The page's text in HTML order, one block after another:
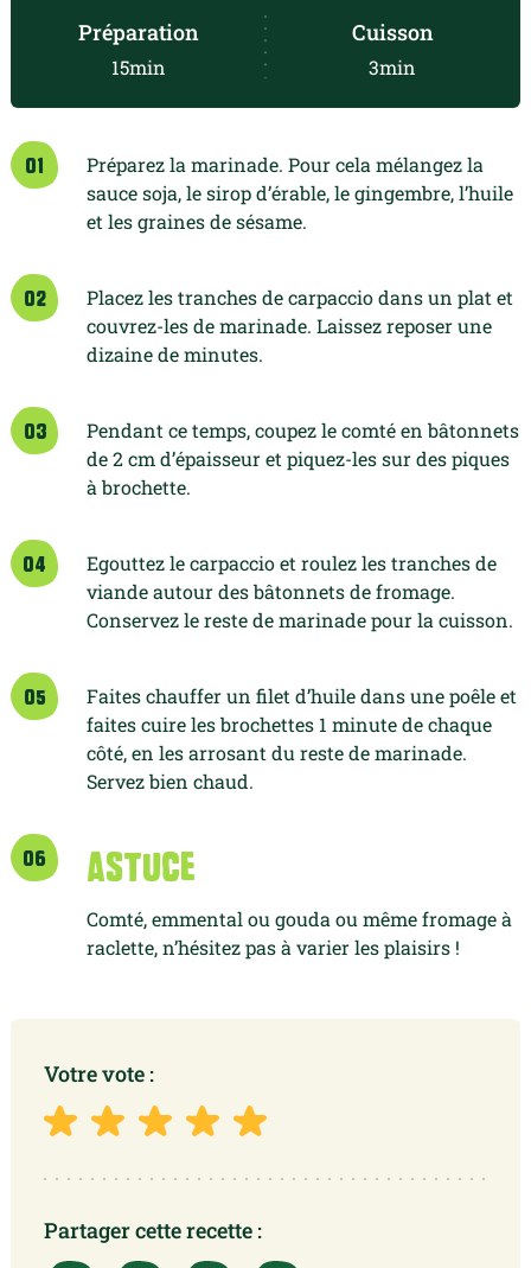
Préparation
15min
Cuisson
3min
01 Préparez la marinade. Pour celamélangez la
sauce soja, le sirop d’érable,le gingembre, l’huile
et les graines desésame.
02 Placez les tranches de carpaccio dansun plat et
couvrez-les de marinade. Laissezreposer une
dizaine de minutes.
03 Pendant ce temps, coupez le comté enbâtonnets
de 2 cm d’épaisseur et piquez-lessur des piques
à brochette.
04 Egouttez le carpaccio et roulez lestranches de
viande autour des bâtonnets defromage.
Conservez le reste de marinadepour la cuisson.
05 Faites chauffer un filet d’huile dansune poêle et
faites cuire les brochettes 1 minute de chaque
côté, en les arrosantdu reste de marinade.
Servez bien chaud.
06 astuce
Comté, emmental ou gouda ou même fromage à
raclette, n’hésitez pas à varier les plaisirs !
Votre vote :
Partager cette recette :